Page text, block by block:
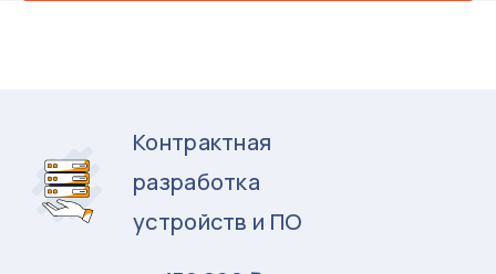
Контрактная
разработка
устройств и ПО